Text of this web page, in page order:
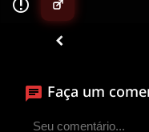
Clique
Faça um